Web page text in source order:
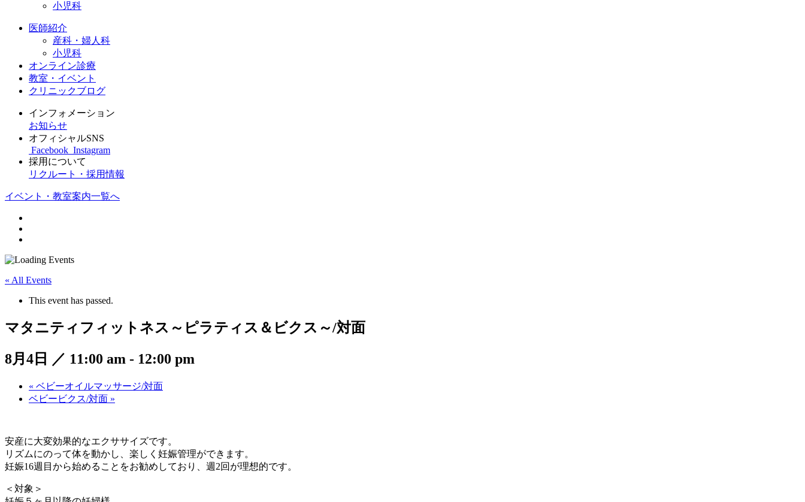
小児科
医師紹介
産科・婦人科
小児科
オンライン診療
教室・イベント
クリニックブログ
インフォメーション
お知らせ
オフィシャルSNS
Facebook Instagram
採用について
リクルート・採用情報
イベント・教室案内一覧へ
« All Events
This event has passed.
マタニティフィットネス～ピラティス＆ビクス～/対面
8月4日 ／ 11:00 am - 12:00 pm
« ベビーオイルマッサージ/対面
ベビービクス/対面 »
安産に大変効果的なエクササイズです。
リズムにのって体を動かし、楽しく妊娠管理ができます。
妊娠16週目から始めることをお勧めしており、週2回が理想的です。
＜対象＞